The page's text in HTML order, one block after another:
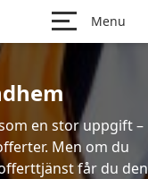
Menu
en stor uppgift –
Men om du
får du den